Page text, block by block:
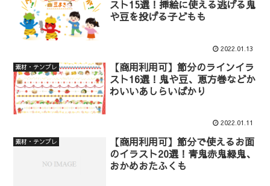
スト15選！挿絵に使える逃げる鬼
や豆を投げる子どもも
2022.01.13
素材・テンプレ
【商用利用可】節分のラインイラ
スト16選！鬼や豆、恵方巻などか
わいいあしらいばかり
2022.01.11
素材・テンプレ
【商用利用可】節分で使えるお面
のイラスト20選！青鬼赤鬼緑鬼、
おかめおたふくも